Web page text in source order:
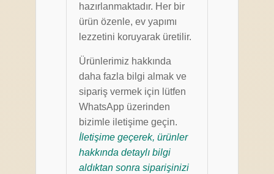
hazırlanmaktadır. Her bir
ürün özenle, ev yapımı
lezzetini koruyarak üretilir.
Ürünlerimiz hakkında
daha fazla bilgi almak ve
sipariş vermek için lütfen
WhatsApp üzerinden
bizimle iletişime geçin.
İletişime geçerek, ürünler
hakkında detaylı bilgi
aldıktan sonra siparişinizi